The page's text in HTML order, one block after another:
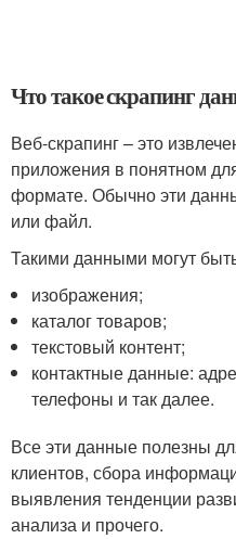
Что такое скрапинг
Веб-скрапинг – это
приложения в понятном
формате. Обычно эти
или файл.
Такими данными могут
изображения;
каталог товаров;
текстовый контент;
контактные данные:
телефоны и так далее.
Все эти данные полезны
клиентов, сбора
выявления тенденции
анализа и прочего.